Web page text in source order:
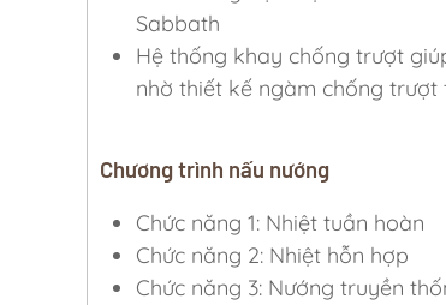
Sabbath
Hệ thống khay chống trượt
nhờ thiết kế ngàm chống trượt
Chương trình nấu nướng
Chức năng 1: Nhiệt tuần hoàn
Chức năng 2: Nhiệt hỗn hợp
Chức năng 3: Nướng truyền